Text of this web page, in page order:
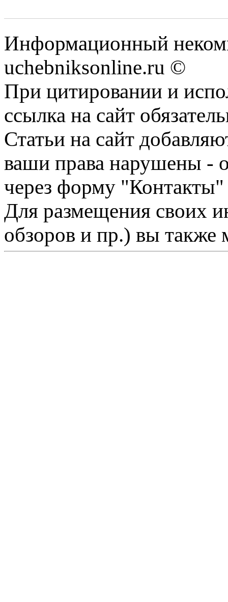
Информационный
uchebniksonline.ru ©
При цитировании и
ссылка на сайт
Статьи на сайт
ваши права нарушены -
через форму "Контакты"
Для размещения своих
обзоров и пр.) вы также